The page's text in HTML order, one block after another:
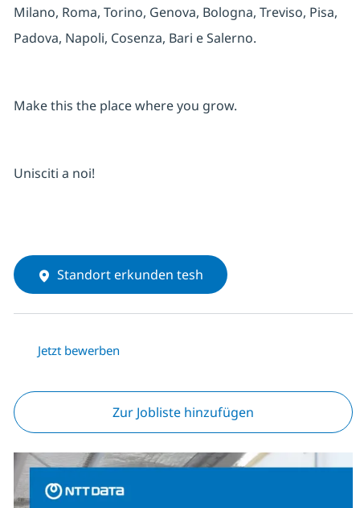
Milano, Roma, Torino, Genova, Bologna, Treviso, Pisa,
Padova, Napoli, Cosenza, Bari e Salerno.
Make this the place where you grow.
Unisciti a noi!
Standort erkunden tesh
Jetzt bewerben
Zur Jobliste hinzufügen